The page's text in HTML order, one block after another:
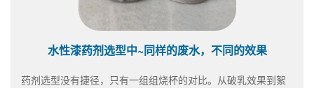
水性漆药剂选型中~同样的废水，不同的效果
药剂选型没有捷径，只有一组组烧杯的对比。从破乳效果到絮